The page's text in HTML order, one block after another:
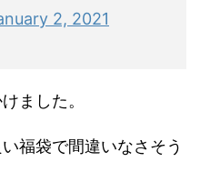
2, 2021
ました。
福袋で間違いなさそう